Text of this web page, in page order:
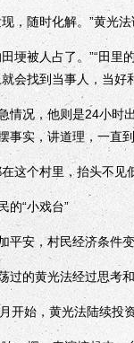
随时化解。”黄光法
被人占了。”“田里
就会找到当事人，当好
况，他则是24小时出
事实，讲道理，一直
个村里，抬头不见
“小戏台”
安，村民经济条件变
的黄光法经过思考和
始，黄光法陆续投资